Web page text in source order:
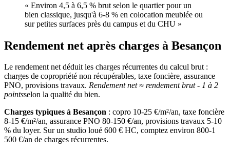
« Environ 4,5 à 6,5 % brut selon le quartier pour un
bien classique, jusqu'à 6-8 % en colocation meublée ou
sur petites surfaces près du campus et du CHU »
Rendement net après charges à Besançon
Le rendement net déduit les charges récurrentes du calcul brut :
charges de copropriété non récupérables, taxe foncière, assurance
PNO, provisions travaux. Rendement net ≈ rendement brut - 1 à 2
pointsselon la qualité du bien.
Charges typiques à Besançon : copro 10-25 €/m²/an, taxe foncière
8-15 €/m²/an, assurance PNO 80-150 €/an, provisions travaux 5-10
% du loyer. Sur un studio loué 600 € HC, comptez environ 800-1
500 €/an de charges récurrentes.